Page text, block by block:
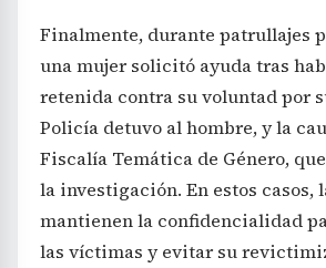
Finalmente, durante patrullajes
una mujer solicitó ayuda tras
retenida contra su voluntad por
Policía detuvo al hombre, y la
Fiscalía Temática de Género,
la investigación. En estos casos,
mantienen la confidencialidad
las víctimas y evitar su